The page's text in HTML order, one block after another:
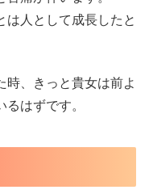
は人として成長したと
時、きっと貴女は前よ
はずです。